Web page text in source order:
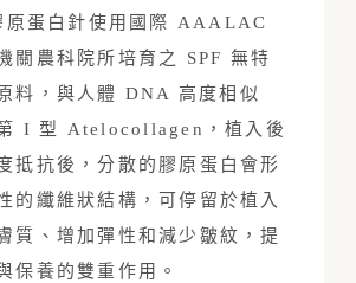
原蛋白針使用國際 AAALAC
關農科院所培育之 SPF 無特
料，與人體 DNA 高度相似
I 型 Atelocollagen，植入後
抵抗後，分散的膠原蛋白會形
的纖維狀結構，可停留於植入
質、增加彈性和減少皺紋，提
保養的雙重作用。